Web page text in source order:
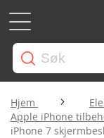
Hjem
Apple iPhone
iPhone 7